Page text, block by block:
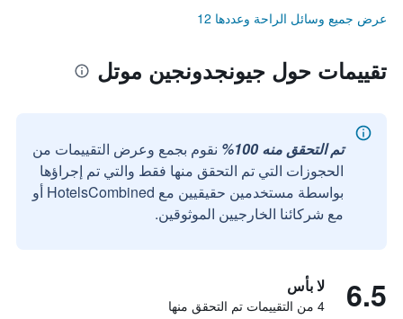
عرض جميع وسائل الراحة وعددها 12
تقييمات حول جيونجدونجين موتل
تم التحقق منه 100%
نقوم بجمع وعرض التقييمات من
الحجوزات التي تم التحقق منها فقط والتي تم إجراؤها
بواسطة مستخدمين حقيقيين مع HotelsCombined أو
مع شركائنا الخارجيين الموثوقين.
6.5 لا بأس
4 من التقييمات تم التحقق منها